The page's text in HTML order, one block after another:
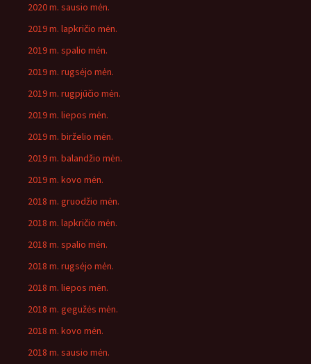
2020 m. sausio mėn.
2019 m. lapkričio mėn.
2019 m. spalio mėn.
2019 m. rugsėjo mėn.
2019 m. rugpjūčio mėn.
2019 m. liepos mėn.
2019 m. birželio mėn.
2019 m. balandžio mėn.
2019 m. kovo mėn.
2018 m. gruodžio mėn.
2018 m. lapkričio mėn.
2018 m. spalio mėn.
2018 m. rugsėjo mėn.
2018 m. liepos mėn.
2018 m. gegužės mėn.
2018 m. kovo mėn.
2018 m. sausio mėn.